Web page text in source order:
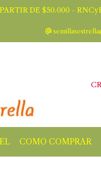
DE $50.000 -
COMO COMPRAR